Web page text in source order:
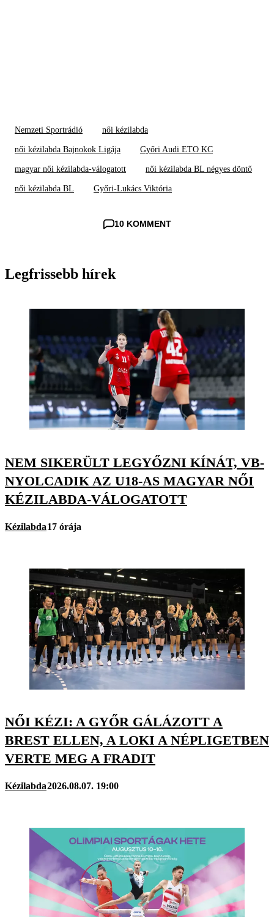
Nemzeti Sportrádió női kézilabda
női kézilabda Bajnokok Ligája Győri Audi ETO KC
magyar női kézilabda-válogatott női kézilabda BL négyes döntő
női kézilabda BL Győri-Lukács Viktória
10 KOMMENT
Legfrissebb hírek
NEM SIKERÜLT LEGYŐZNI KÍNÁT, VB-
NYOLCADIK AZ U18-AS MAGYAR NŐI
KÉZILABDA-VÁLOGATOTT
Kézilabda17 órája
NŐI KÉZI: A GYŐR GÁLÁZOTT A
BREST ELLEN, A LOKI A NÉPLIGETBEN
VERTE MEG A FRADIT
Kézilabda2026.08.07. 19:00